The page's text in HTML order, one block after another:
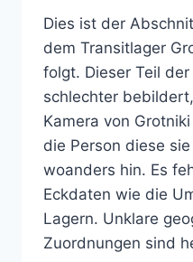
Dies ist der
dem Transitlager
folgt. Dieser Teil
schlechter
Kamera von
die Person diese
woanders hin. Es
Eckdaten wie die
Lagern. Unklare
Zuordnungen sind